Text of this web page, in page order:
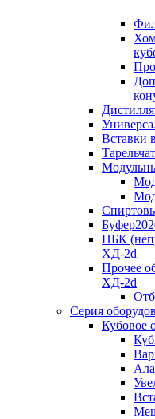
Вставки
НБК
ХД-2d
Прочее
ХД-2d
Серия
Кубовое